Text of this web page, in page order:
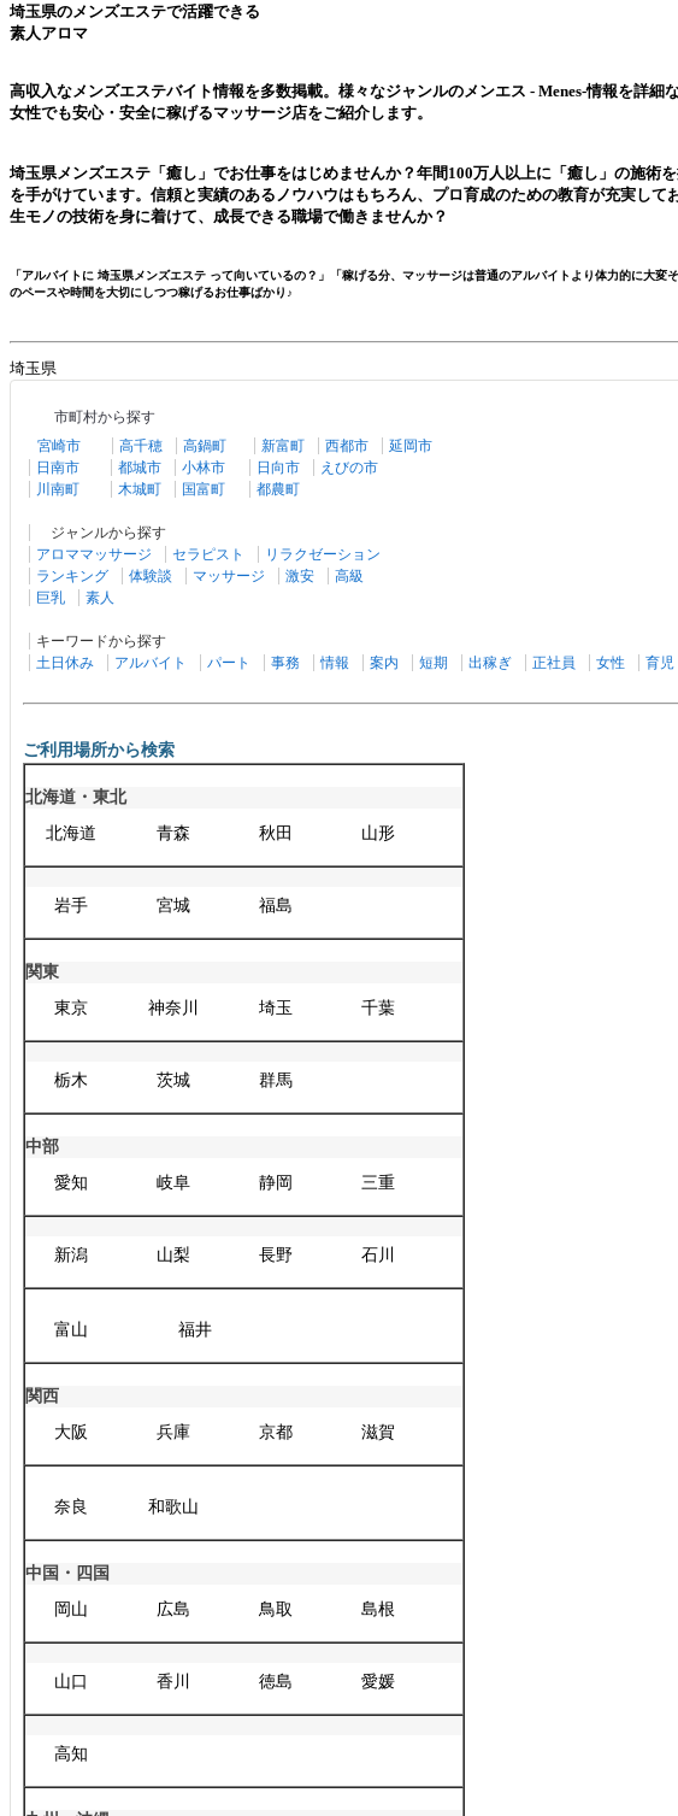
埼玉県のメンズエステで活躍できる
素人アロマ
高収入なメンズエステバイト情報を多数掲載。様々なジャンルの メンエス - Menes-情報を詳細
女性でも安心・安全に稼げるマッサージ店をご紹介します。
埼玉県メンズエステ 「癒し」でお仕事をはじめませんか？年間100万人以上に「癒し」の施
を手がけています。信頼と実績のあるノウハウはもちろん、プロ育成のための教育が充実し
生モノの技術を身に着けて、成長できる職場で働きませんか？
「アルバイトに 埼玉県メンズエステ って向いているの？」「稼げる分、マッサージは普通のアルバイトより体力的に大
のペースや時間を大切にしつつ稼げるお仕事ばかり♪
埼玉県
市町村から探す
宮崎市
高千穂 高鍋町 新富町 西都市
延岡市
日南市
都城市 小林市 日向市
えびの市
川南町
木城町 国富町 都農町
ジャンルから探す
アロママッサージ
セラピスト
リラクゼーション
ランキング
体験談 マッサージ 激安
高級
巨乳
素人
キーワードから探す
土日休み
アルバイト パート 事務 情報 案内 短期 出稼ぎ 正社員 女性 育児
ご利用場所から検索
北海道・東北
北海道
青森 秋田 山形
岩手 宮城 福島
関東
東京
神奈川 埼玉 千葉
栃木 茨城 群馬
中部
愛知
岐阜 静岡 三重
新潟 山梨 長野 石川
富山 福井
関西
大阪
兵庫 京都 滋賀
奈良 和歌山
中国・四国
岡山
広島 鳥取 島根
山口 香川 徳島 愛媛
高知